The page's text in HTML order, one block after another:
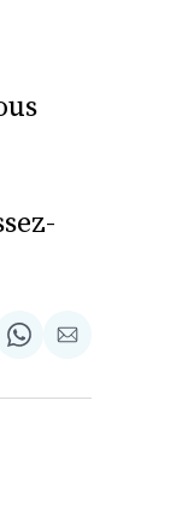
Share
WhatsApp
Partager
Courriel